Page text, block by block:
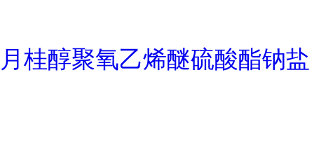
月桂醇聚氧乙烯醚硫酸酯钠盐